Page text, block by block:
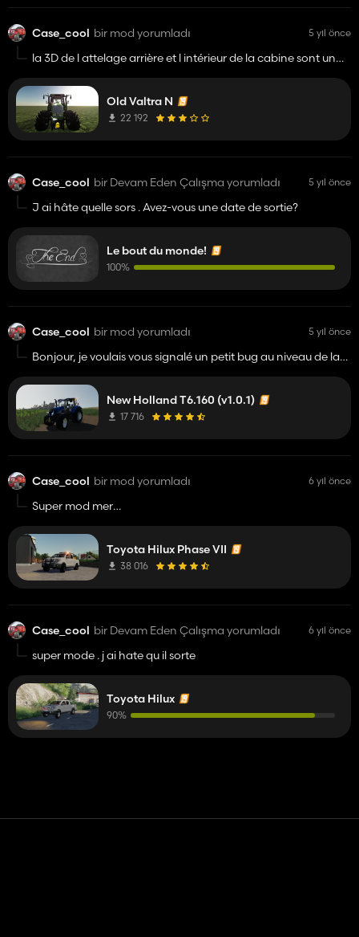
Case_cool bir mod yorumladı 5 yıl önce
la 3D de l attelage arrière et l intérieur de la cabine sont un
Old Valtra N
22 192
Case_cool bir Devam Eden Çalışma yorumladı 5 yıl önce
J ai hâte quelle sors . Avez-vous une date de sortie?
Le bout du monde!
100%
Case_cool bir mod yorumladı 5 yıl önce
Bonjour, je voulais vous signalé un petit bug au niveau de la
New Holland T6.160 (v1.0.1)
17 716
Case_cool bir mod yorumladı 6 yıl önce
Super mod merci
Toyota Hilux Phase VII
38 016
Case_cool bir Devam Eden Çalışma yorumladı 6 yıl önce
super mode . j ai hate qu il sorte
Toyota Hilux
90%